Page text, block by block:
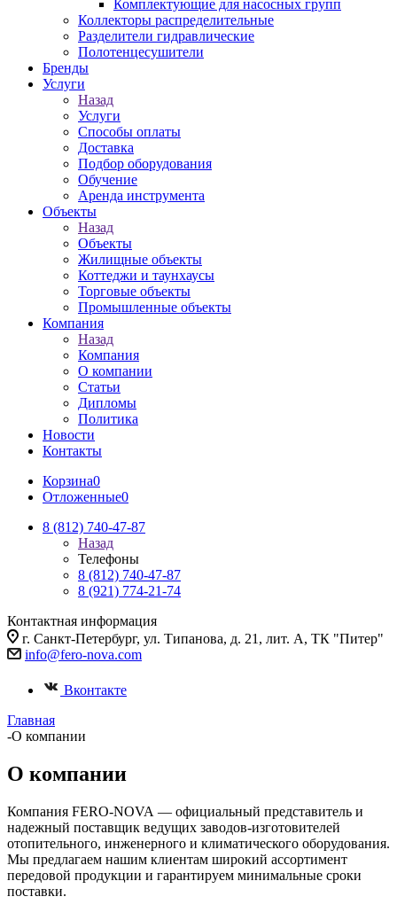
Комплектующие для насосных групп
Коллекторы распределительные
Разделители гидравлические
Полотенцесушители
Бренды
Услуги
Назад
Услуги
Способы оплаты
Доставка
Подбор оборудования
Обучение
Аренда инструмента
Объекты
Назад
Объекты
Жилищные объекты
Коттеджи и таунхаусы
Торговые объекты
Промышленные объекты
Компания
Назад
Компания
О компании
Статьи
Дипломы
Политика
Новости
Контакты
Корзина0
Отложенные0
8 (812) 740-47-87
Назад
Телефоны
8 (812) 740-47-87
8 (921) 774-21-74
Контактная информация
г. Санкт-Петербург, ул. Типанова, д. 21, лит. А, ТК "Питер"
info@fero-nova.com
Вконтакте
Главная
-О компании
О компании
Компания FERO-NOVA — официальный представитель и
надежный поставщик ведущих заводов-изготовителей
отопительного, инженерного и климатического оборудования.
Мы предлагаем нашим клиентам широкий ассортимент
передовой продукции и гарантируем минимальные сроки
поставки.